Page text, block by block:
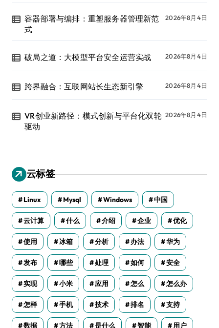
容器部署与编排：重塑服务器管理新范
式
2026年8月4日
破局之道：大模型平台安全运营实战 2026年8月4日
跨界融合：互联网站长生态新引擎 2026年8月4日
VR创业新路径：模式创新与平台化双轮
驱动
2026年8月4日
云标签
Linux Mysql Windows 中国
云计算 什么 介绍 企业 优化
使用 冰箱 分析 办法 华为
发布 哪些 处理 如何 安全
实现 小米 应用 怎么 怎么办
怎样 手机 技术 排名 支持
数据 方法 是什么 智能 用户